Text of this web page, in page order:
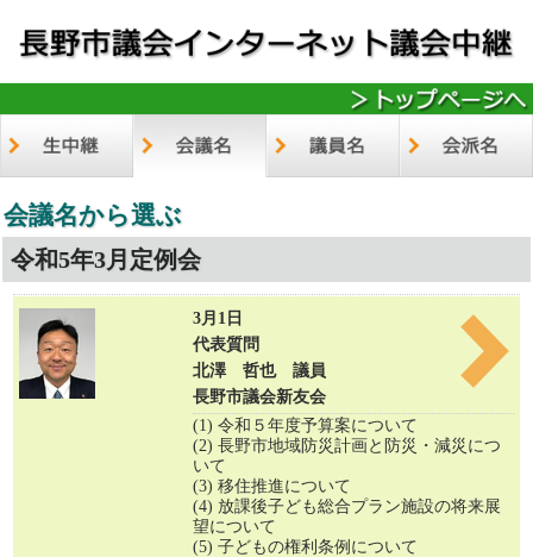
会議名から選ぶ
令和5年3月定例会
3月1日
代表質問
北澤 哲也 議員
長野市議会新友会
(1) 令和５年度予算案について
(2) 長野市地域防災計画と防災・減災につ
いて
(3) 移住推進について
(4) 放課後子ども総合プラン施設の将来展
望について
(5) 子どもの権利条例について